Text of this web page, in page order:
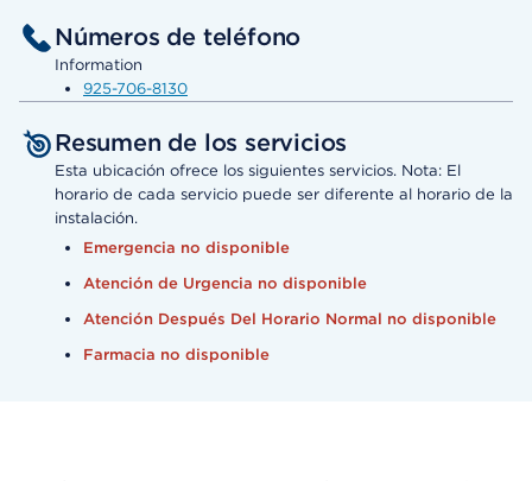
Números de teléfono
Information
925-706-8130
Resumen de los servicios
Esta ubicación ofrece los siguientes servicios. Nota: El
horario de cada servicio puede ser diferente al horario de la
instalación.
Emergencia no disponible
Atención de Urgencia no disponible
Atención Después Del Horario Normal no disponible
Farmacia no disponible